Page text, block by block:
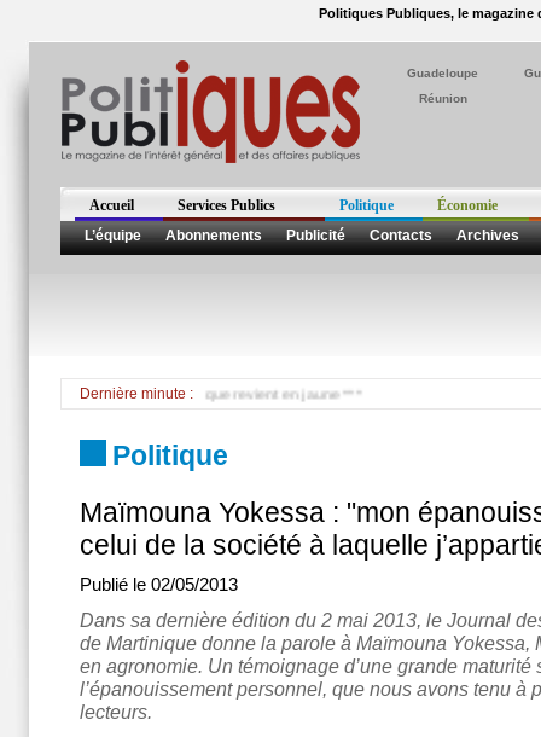
Politiques Publiques, le magazine
Guadeloupe
Réunion
Accueil Services Publics Politique
Économie
L’équipe
Abonnements Publicité Contacts Archives
Dernière minute :
orange, Martinique revient en jaune ***
Politique
Maïmouna Yokessa : "mon
celui de la société à laquelle
Publié le 02/05/2013
Dans sa dernière édition du 2 mai 2013, le Journal
de Martinique donne la parole à Maïmouna Yokessa,
en agronomie. Un témoignage d’une grande maturité
l’épanouissement personnel, que nous avons tenu à
lecteurs.